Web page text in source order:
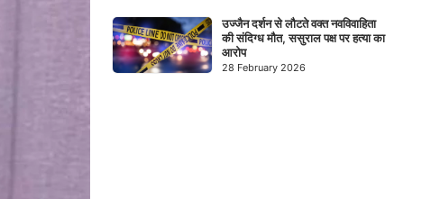
उज्जैन दर्शन से लौटते वक्त नवविवाहिता
की संदिग्ध मौत, ससुराल पक्ष पर हत्या का
आरोप
28 February 2026